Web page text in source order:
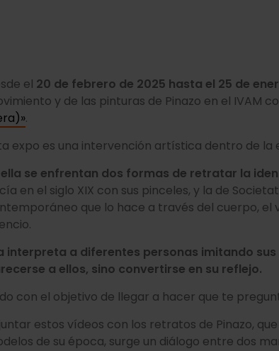
el 20 de febrero de 2025 hasta el 25 de
y de las pinturas de Pinazo en el IVAM
.
expo es una intervención artística dentro de la
ella se enfrentan dos formas de retratar la
en el siglo XIX con sus pinceles, y la de
que lo hace a través del cuerpo, el
interpreta a diferentes personas imitando
a ellos, sino convertirse en su reflejo.
con el objetivo de llegar a hacer que te
estos vídeos con los retratos de Pinazo,
de su época, surge un diálogo entre dos